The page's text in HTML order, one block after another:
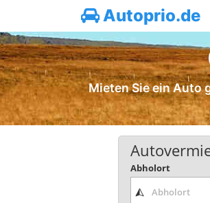
Autoprio.de
Mieten Sie ein Auto
Abholort